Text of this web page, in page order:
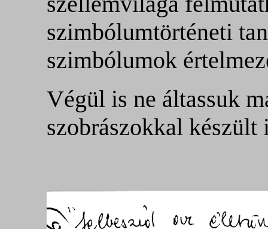
szimbólumtörténeti
szimbólumok
Végül is ne áltassuk
szobrászokkal